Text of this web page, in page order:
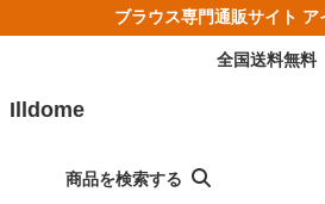
ブラウス専門通販サイト ア
全国送料無料
Illdome
商品を検索する